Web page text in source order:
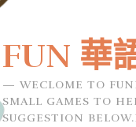
FUN 華
WECLOME TO
SMALL GAMES TO
SUGGESTION